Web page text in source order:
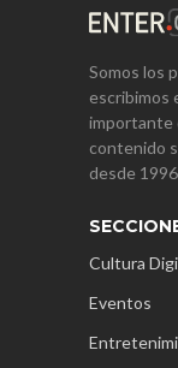
Somos los
escribimos
importante
contenido
desde
Cultura
Eventos